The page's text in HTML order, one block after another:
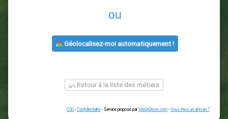
Entrez le code postal ou la
ou